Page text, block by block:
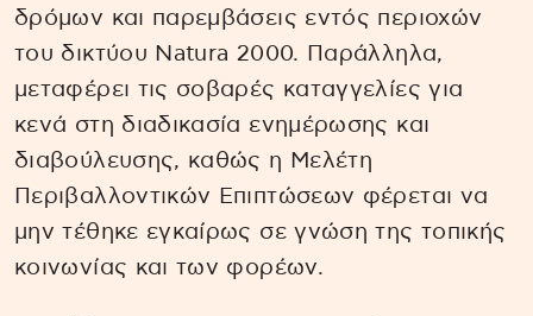
δρόμων και παρεμβάσεις εντός περιοχών
του δικτύου Natura 2000. Παράλληλα,
μεταφέρει τις σοβαρές καταγγελίες για
κενά στη διαδικασία ενημέρωσης και
διαβούλευσης, καθώς η Μελέτη
Περιβαλλοντικών Επιπτώσεων φέρεται να
μην τέθηκε εγκαίρως σε γνώση της τοπικής
κοινωνίας και των φορέων.